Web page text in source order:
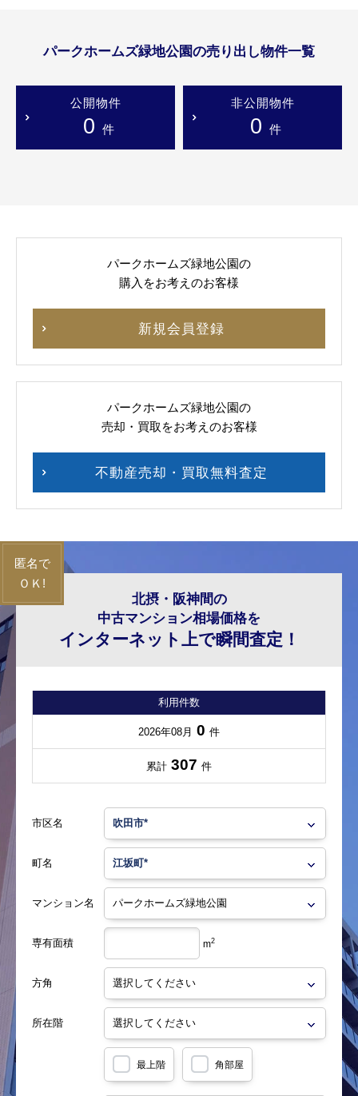
パークホームズ緑地公園の売り出し物件一覧
公開物件
0 件
非公開物件
0 件
パークホームズ緑地公園の
購入をお考えのお客様
新規会員登録
パークホームズ緑地公園の
売却・買取をお考えのお客様
不動産売却・買取無料査定
北摂・阪神間の
中古マンション相場価格を
インターネット上で瞬間査定！
利用件数
2026年08月 0 件
累計 307 件
市区名
町名
マンション名
専有面積 m2
方角
所在階
最上階 角部屋